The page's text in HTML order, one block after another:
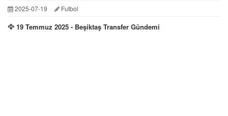
2025-07-19 Futbol
🦅 19 Temmuz 2025 - Beşiktaş Transfer Gündemi